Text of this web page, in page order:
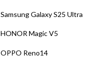
Samsung Galaxy S25 Ultra
HONOR Magic V5
OPPO Reno14